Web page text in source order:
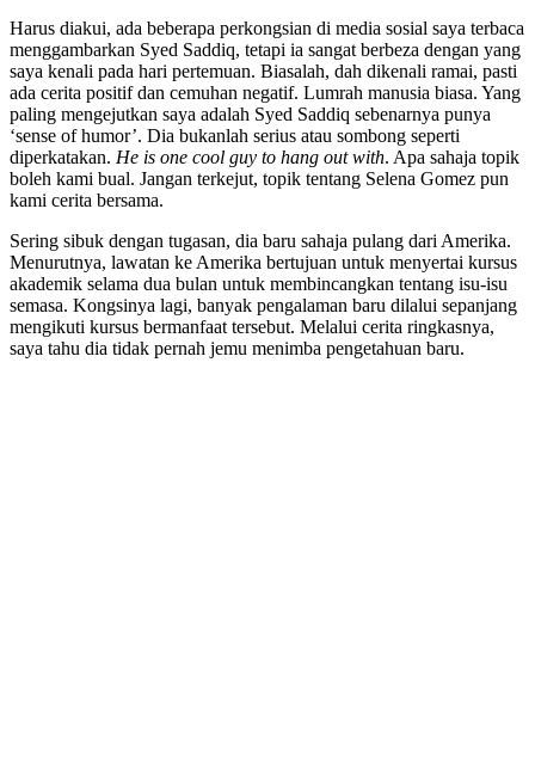
Harus diakui, ada beberapa perkongsian di media sosial saya terbaca
menggambarkan Syed Saddiq, tetapi ia sangat berbeza dengan yang
saya kenali pada hari pertemuan. Biasalah, dah dikenali ramai, pasti
ada cerita positif dan cemuhan negatif. Lumrah manusia biasa. Yang
paling mengejutkan saya adalah Syed Saddiq sebenarnya punya
‘sense of humor’. Dia bukanlah serius atau sombong seperti
diperkatakan. He is one cool guy to hang out with. Apa sahaja topik
boleh kami bual. Jangan terkejut, topik tentang Selena Gomez pun
kami cerita bersama.
Sering sibuk dengan tugasan, dia baru sahaja pulang dari Amerika.
Menurutnya, lawatan ke Amerika bertujuan untuk menyertai kursus
akademik selama dua bulan untuk membincangkan tentang isu-isu
semasa. Kongsinya lagi, banyak pengalaman baru dilalui sepanjang
mengikuti kursus bermanfaat tersebut. Melalui cerita ringkasnya,
saya tahu dia tidak pernah jemu menimba pengetahuan baru.